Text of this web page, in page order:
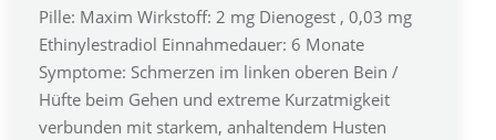
Pille: Maxim Wirkstoff: 2 mg Dienogest , 0,03 mg
Ethinylestradiol Einnahmedauer: 6 Monate
Symptome: Schmerzen im linken oberen Bein /
Hüfte beim Gehen und extreme Kurzatmigkeit
verbunden mit starkem, anhaltendem Husten